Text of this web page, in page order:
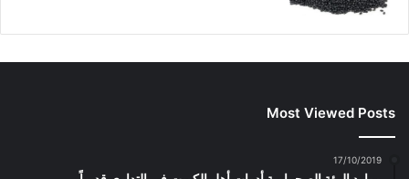
Most Viewed Posts
17/10/2019